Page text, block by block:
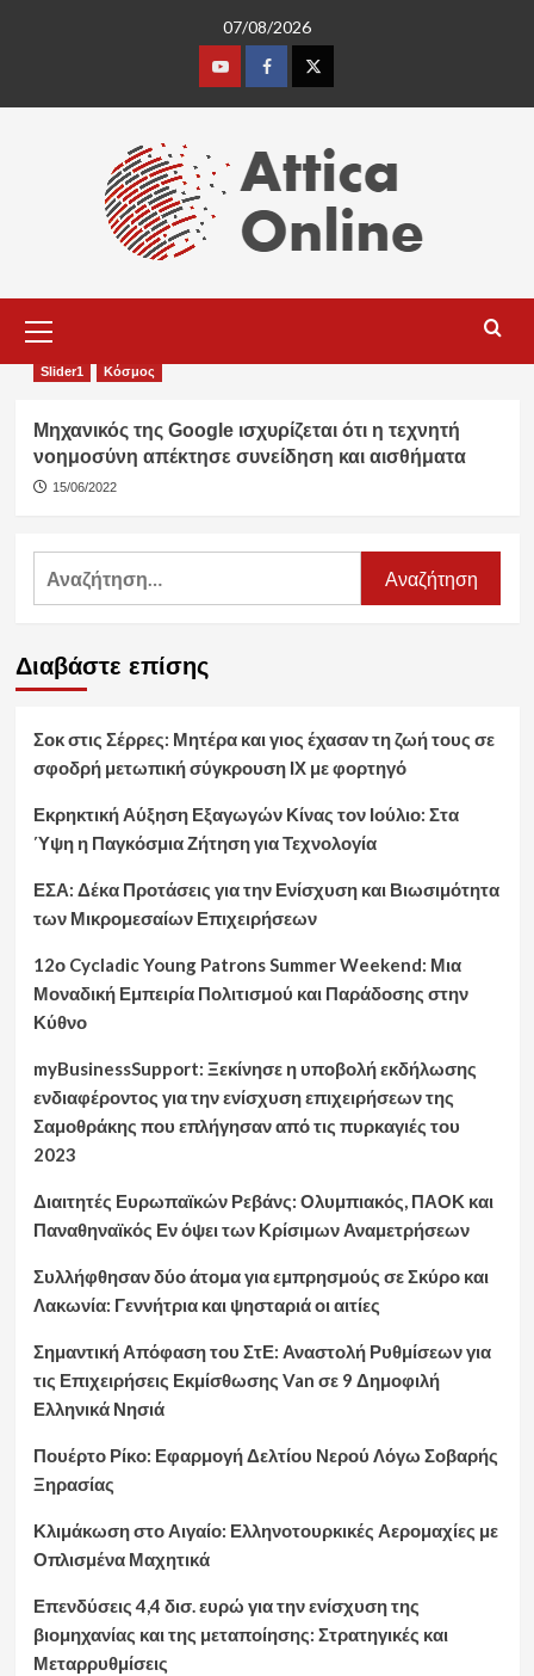
07/08/2026
YoutubeFacebookTwitter
Menu
Slider1 Κόσμος
Μηχανικός της Google ισχυρίζεται ότι η τεχνητή
νοημοσύνη απέκτησε συνείδηση και αισθήματα
15/06/2022
Αναζήτηση
Διαβάστε επίσης
Σοκ στις Σέρρες: Μητέρα και γιος έχασαν τη ζωή τους σε
σφοδρή μετωπική σύγκρουση ΙΧ με φορτηγό
Εκρηκτική Αύξηση Εξαγωγών Κίνας τον Ιούλιο: Στα
Ύψη η Παγκόσμια Ζήτηση για Τεχνολογία
ΕΣΑ: Δέκα Προτάσεις για την Ενίσχυση και Βιωσιμότητα
των Μικρομεσαίων Επιχειρήσεων
12ο Cycladic Young Patrons Summer Weekend: Μια
Μοναδική Εμπειρία Πολιτισμού και Παράδοσης στην
Κύθνο
myBusinessSupport: Ξεκίνησε η υποβολή εκδήλωσης
ενδιαφέροντος για την ενίσχυση επιχειρήσεων της
Σαμοθράκης που επλήγησαν από τις πυρκαγιές του
2023
Διαιτητές Ευρωπαϊκών Ρεβάνς: Ολυμπιακός, ΠΑΟΚ και
Παναθηναϊκός Εν όψει των Κρίσιμων Αναμετρήσεων
Συλλήφθησαν δύο άτομα για εμπρησμούς σε Σκύρο και
Λακωνία: Γεννήτρια και ψησταριά οι αιτίες
Σημαντική Απόφαση του ΣτΕ: Αναστολή Ρυθμίσεων για
τις Επιχειρήσεις Εκμίσθωσης Van σε 9 Δημοφιλή
Ελληνικά Νησιά
Πουέρτο Ρίκο: Εφαρμογή Δελτίου Νερού Λόγω Σοβαρής
Ξηρασίας
Κλιμάκωση στο Αιγαίο: Ελληνοτουρκικές Αερομαχίες με
Οπλισμένα Μαχητικά
Επενδύσεις 4,4 δισ. ευρώ για την ενίσχυση της
βιομηχανίας και της μεταποίησης: Στρατηγικές και
Μεταρρυθμίσεις